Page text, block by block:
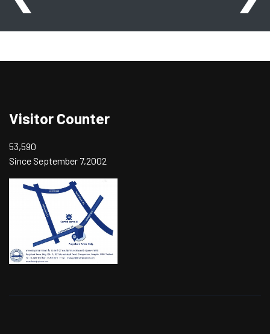
Visitor Counter
53,590
Since September 7,2002